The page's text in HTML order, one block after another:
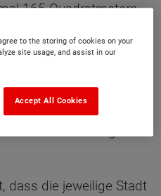
165 Quadratmetern.
Hier gilt
Fläche liegt bei
dass die jeweilige Stadt
to the storing of cookies on your
site usage, and assist in our
Accept All Cookies